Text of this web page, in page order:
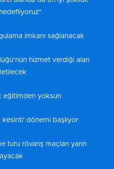
imkanı sağlanacak
hizmet verdiği alan
eğitimden yoksun
dönemi başlıyor
turu rövanş maçları yarın